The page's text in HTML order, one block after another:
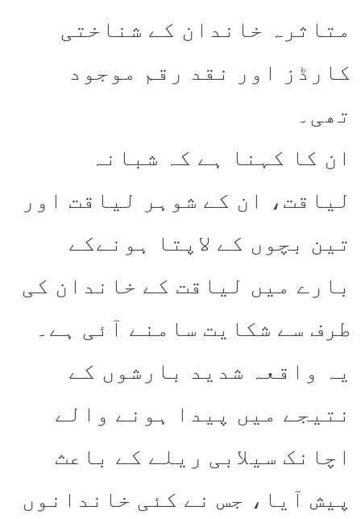
متاثرہ خاندان کے شناختی
کارڈز اور نقد رقم موجود
تھی۔
ان کا کہنا ہے کہ شبانہ
لیاقت، ان کے شوہر لیاقت اور
تین بچوں کے لاپتا ہونےکے
بارے میں لیاقت کے خاندان کی
طرف سے شکایت سامنے آئی ہے۔
یہ واقعہ شدید بارشوں کے
نتیجے میں پیدا ہونے والے
اچانک سیلابی ریلے کے باعث
پیش آیا، جس نے کئی خاندانوں